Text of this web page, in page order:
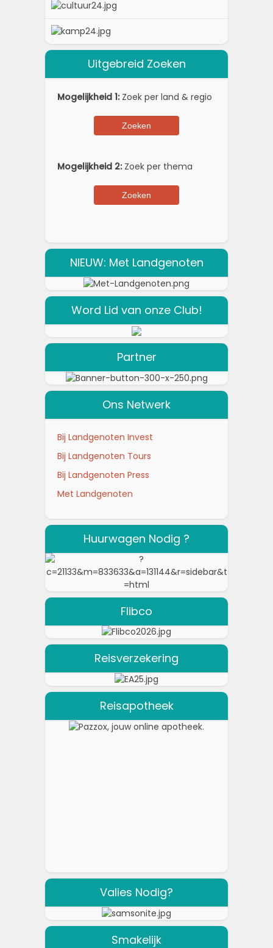
Uitgebreid Zoeken
Mogelijkheid 1:Zoek per land & regio
Mogelijkheid 2:Zoek per thema
NIEUW: Met Landgenoten
Word Lid van onze Club!
Partner
Ons Netwerk
Bij Landgenoten Invest
Bij Landgenoten Tours
Bij Landgenoten Press
Met Landgenoten
Huurwagen Nodig ?
Flibco
Reisverzekering
Reisapotheek
Valies Nodig?
Smakelijk